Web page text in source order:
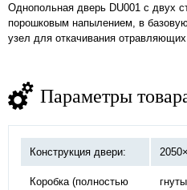
Однопольная дверь DU001 с двух
порошковым напылением, в
узел для откачивания отравляющих
Параметры
Конструкция двери:
Коробка (полностью